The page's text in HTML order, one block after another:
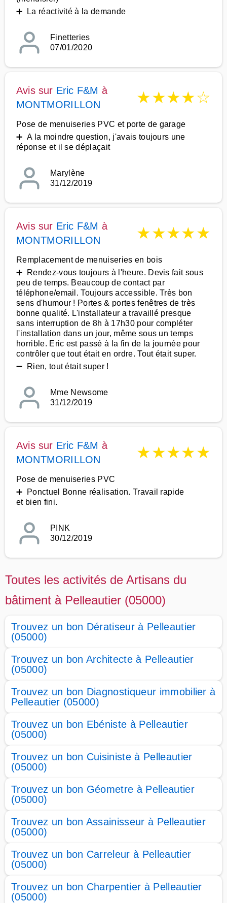
➕ La réactivité à la demande
Finetteries
07/01/2020
Avis sur Eric F&M à
MONTMORILLON
★★★★☆
Pose de menuiseries PVC et porte de garage
➕ A la moindre question, j'avais toujours une
réponse et il se déplaçait
Marylène
31/12/2019
Avis sur Eric F&M à
MONTMORILLON
★★★★★
Remplacement de menuiseries en bois
➕ Rendez-vous toujours à l'heure. Devis fait sous
peu de temps. Beaucoup de contact par
téléphone/email. Toujours accessible. Très bon
sens d'humour ! Portes & portes fenêtres de très
bonne qualité. L'installateur a travaillé presque
sans interruption de 8h à 17h30 pour compléter
l'installation dans un jour, même sous un temps
horrible. Eric est passé à la fin de la journée pour
contrôler que tout était en ordre. Tout était super.
➖ Rien, tout était super !
Mme Newsome
31/12/2019
Avis sur Eric F&M à
MONTMORILLON
★★★★★
Pose de menuiseries PVC
➕ Ponctuel Bonne réalisation. Travail rapide
et bien fini.
PINK
30/12/2019
Toutes les activités de Artisans du
bâtiment à Pelleautier (05000)
Trouvez un bon Dératiseur à Pelleautier
(05000)
Trouvez un bon Architecte à Pelleautier
(05000)
Trouvez un bon Diagnostiqueur immobilier à
Pelleautier (05000)
Trouvez un bon Ebéniste à Pelleautier
(05000)
Trouvez un bon Cuisiniste à Pelleautier
(05000)
Trouvez un bon Géometre à Pelleautier
(05000)
Trouvez un bon Assainisseur à Pelleautier
(05000)
Trouvez un bon Carreleur à Pelleautier
(05000)
Trouvez un bon Charpentier à Pelleautier
(05000)